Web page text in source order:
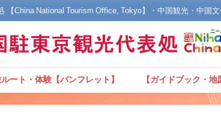
【China National Tourism Office, Tokyo】・中国観光・中国
ート・体験【パンフレット】 【ガイドブック・地